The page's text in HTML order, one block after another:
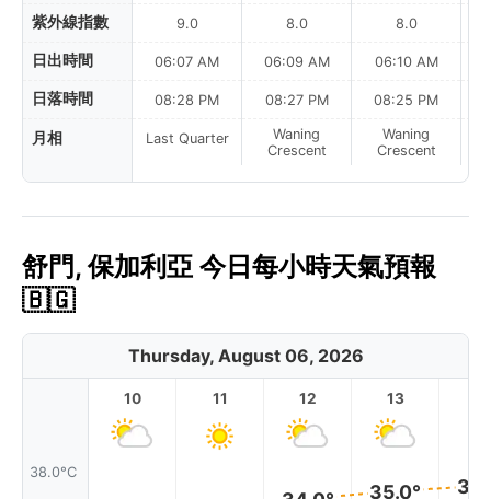
紫外線指數
日出時間
日落時間
月相
9.0
06:07 AM
08:28 PM
Last Quarter
8.0
06:09 AM
08:27 PM
Waning
Crescent
8.0
06:10 AM
08:25 PM
Waning
Crescent
舒門, 保加利亞 今日每小時天氣預報
🇧🇬
Thursday, August 06, 2026
38.0°C
10 11 12 13
35.0°